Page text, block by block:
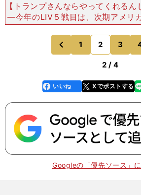
【トランプさんならやってくれる
―今年のLIV５戦目は、次期アメリ
ンプ氏が所有する「トランプナシ
ル」開催でしたね。トランプ氏が直
話をされたとか
前
のページへ
1 2 3
のページへ
2 / 4
faceboo
k
いいね Xでポストする
line
Googleの「優先ソース」